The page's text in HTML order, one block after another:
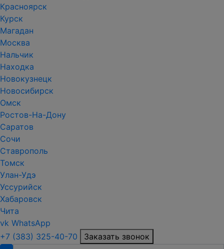
Красноярск
Курск
Магадан
Москва
Нальчик
Находка
Новокузнецк
Новосибирск
Омск
Ростов-На-Дону
Саратов
Сочи
Ставрополь
Томск
Улан-Удэ
Уссурийск
Хабаровск
Чита
vk WhatsApp
+7 (383) 325-40-70
Заказать звонок